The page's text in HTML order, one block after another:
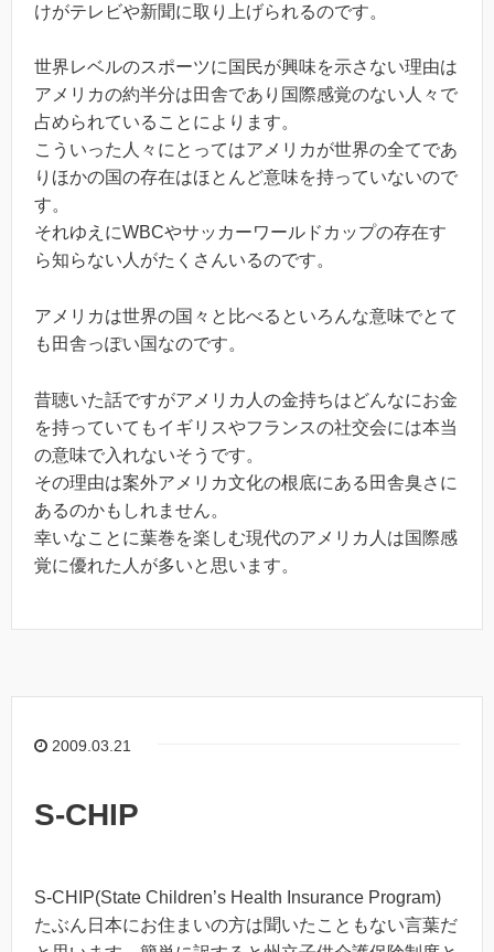
けがテレビや新聞に取り上げられるのです。
世界レベルのスポーツに国民が興味を示さない理由は
アメリカの約半分は田舎であり国際感覚のない人々で
占められていることによります。
こういった人々にとってはアメリカが世界の全てであ
りほかの国の存在はほとんど意味を持っていないので
す。
それゆえにWBCやサッカーワールドカップの存在す
ら知らない人がたくさんいるのです。
アメリカは世界の国々と比べるといろんな意味でとて
も田舎っぽい国なのです。
昔聴いた話ですがアメリカ人の金持ちはどんなにお金
を持っていてもイギリスやフランスの社交会には本当
の意味で入れないそうです。
その理由は案外アメリカ文化の根底にある田舎臭さに
あるのかもしれません。
幸いなことに葉巻を楽しむ現代のアメリカ人は国際感
覚に優れた人が多いと思います。
2009.03.21
S-CHIP
S-CHIP(State Children’s Health Insurance Program)
たぶん日本にお住まいの方は聞いたこともない言葉だ